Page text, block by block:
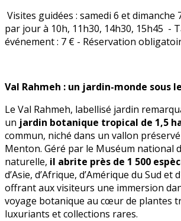
Visites guidées : samedi 6 et dimanche
par jour à 10h, 11h30, 14h30, 15h45 -
événement : 7 € - Réservation
Val Rahmeh : un jardin-monde sous
Le Val Rahmeh, labellisé jardin
un jardin botanique tropical de 1,5
commun, niché dans un vallon
Menton. Géré par le Muséum national
naturelle, il abrite près de 1 500
d’Asie, d’Afrique, d’Amérique du Sud et
offrant aux visiteurs une immersion
voyage botanique au cœur de plantes
luxuriants et collections rares.